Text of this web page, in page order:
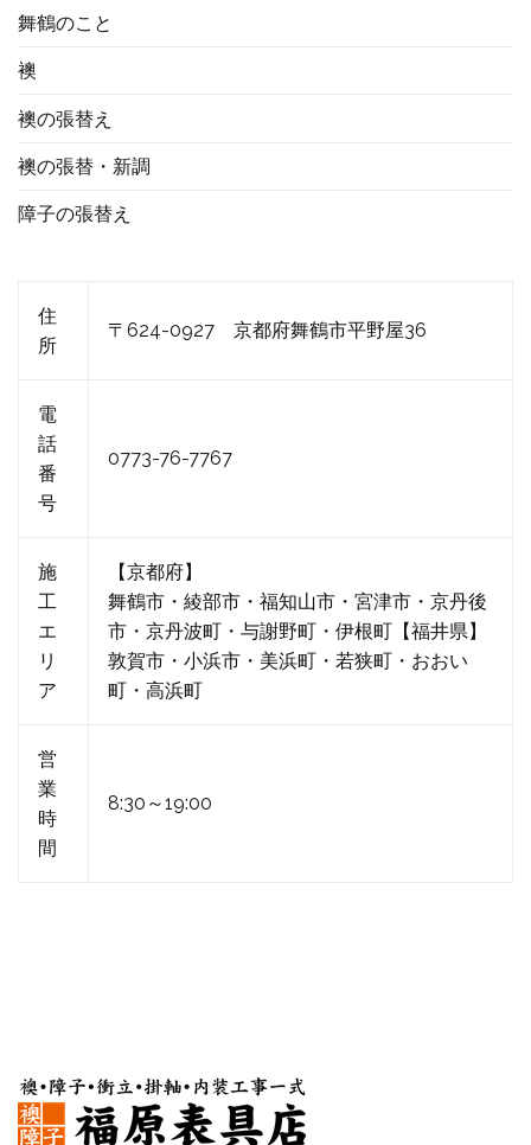
舞鶴のこと
襖
襖の張替え
襖の張替・新調
障子の張替え
住
所
〒624-0927 京都府舞鶴市平野屋36
電
話
番
号
0773-76-7767
施
工
エ
リ
ア
【京都府】
舞鶴市・綾部市・福知山市・宮津市・京丹後
市・京丹波町・与謝野町・伊根町【福井県】
敦賀市・小浜市・美浜町・若狭町・おおい
町・高浜町
営
業
時
間
8:30～19:00